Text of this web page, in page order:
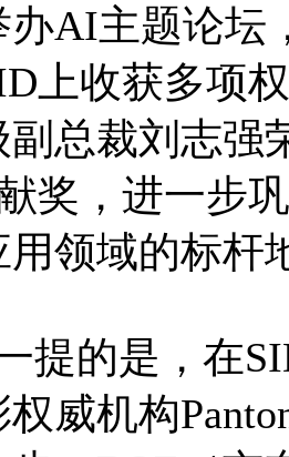
办AI主题论坛
上收获多项
副总裁刘志强
奖，进一步
领域的标杆
提的是，在
威机构